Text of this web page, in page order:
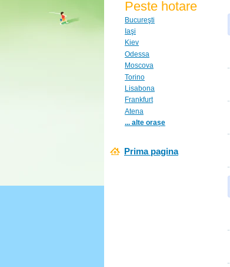
Peste hotare
Bucureşti
Iaşi
Kiev
Odessa
Moscova
Torino
Lisabona
Frankfurt
Atena
... alte orașe
Prima pagina